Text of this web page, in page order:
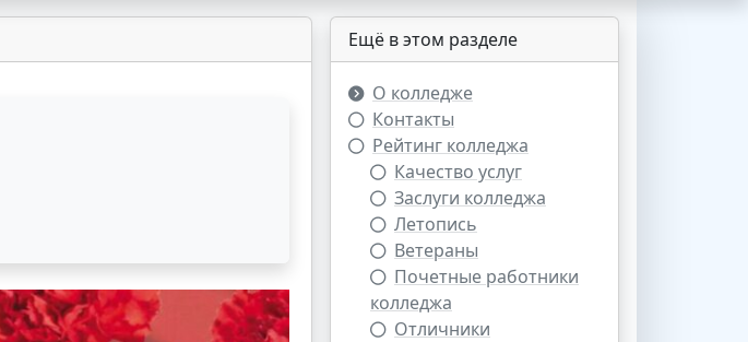
Ещё в этом разделе
О колледже
Контакты
Рейтинг колледжа
Качество услуг
Заслуги колледжа
Летопись
Ветераны
Почетные работники
колледжа
Отличники